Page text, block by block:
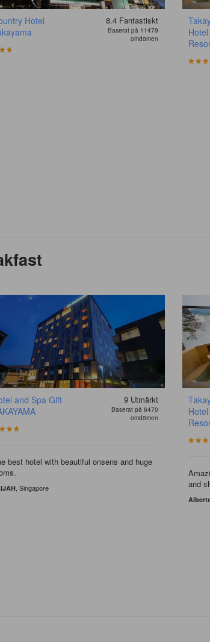
Hotel
8.4 Fantastiskt
Baserat på 11479
omdömen
and Spa Gift
9 Utmärkt
Baserat på 6470
omdömen
best hotel with beautiful onsens and huge
, Singapore
and